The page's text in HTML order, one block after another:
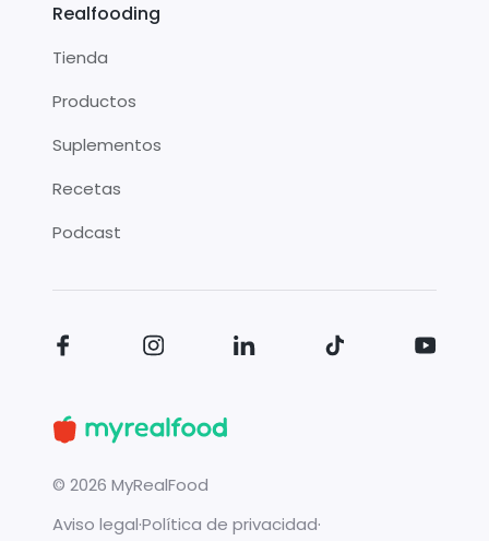
Realfooding
Tienda
Productos
Suplementos
Recetas
Podcast
© 2026 MyRealFood
Aviso legal·Política de privacidad·